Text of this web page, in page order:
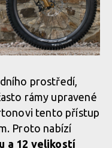
prostředí,
rámy upravené
tento přístup
Proto nabízí
a 12 velikostí